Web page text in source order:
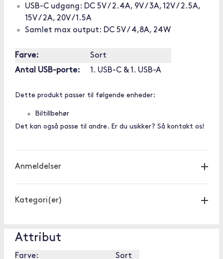
USB-C udgang: DC 5V / 2.4A, 9V / 3A, 12V / 2.5A,
15V / 2A, 20V / 1.5A
Samlet max output: DC 5V / 4,8A, 24W
Farve:
Sort
Antal USB-porte:
1. USB-C & 1. USB-A
Dette produkt passer til følgende enheder:
Biltillbehør
Det kan også passe til andre. Er du usikker? Så kontakt os!
Anmeldelser
Kategori(er)
Attribut
Farve: Sort